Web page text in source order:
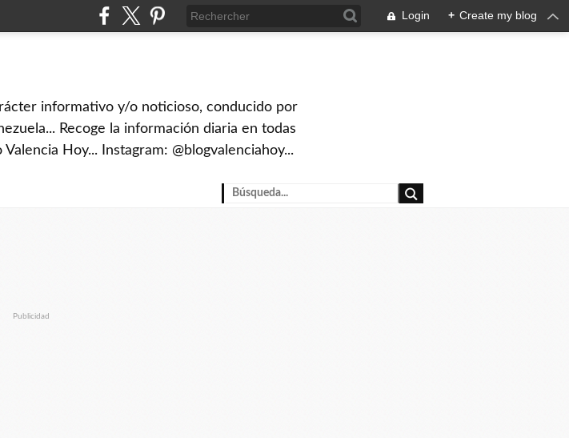
Login + Create my blog
informativo y/o noticioso, conducido por
Recoge la información diaria en todas
Hoy... Instagram: @blogvalenciahoy...
Publicidad